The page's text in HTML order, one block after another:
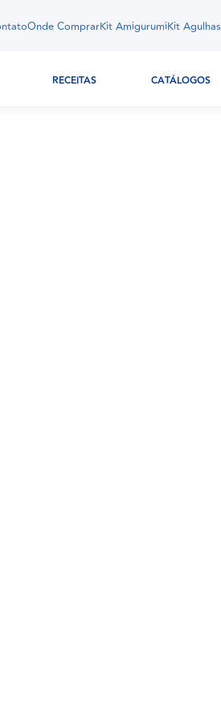
Onde ComprarKit AmigurumiKit Agulhas
RECEITAS CATÁLOGOS